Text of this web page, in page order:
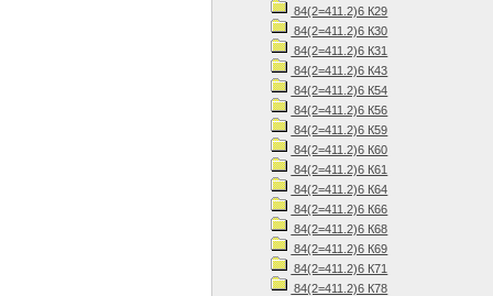
84(2=411.2)6 К29
84(2=411.2)6 К30
84(2=411.2)6 К31
84(2=411.2)6 К43
84(2=411.2)6 К54
84(2=411.2)6 К56
84(2=411.2)6 К59
84(2=411.2)6 К60
84(2=411.2)6 К61
84(2=411.2)6 К64
84(2=411.2)6 К66
84(2=411.2)6 К68
84(2=411.2)6 К69
84(2=411.2)6 К71
84(2=411.2)6 К78